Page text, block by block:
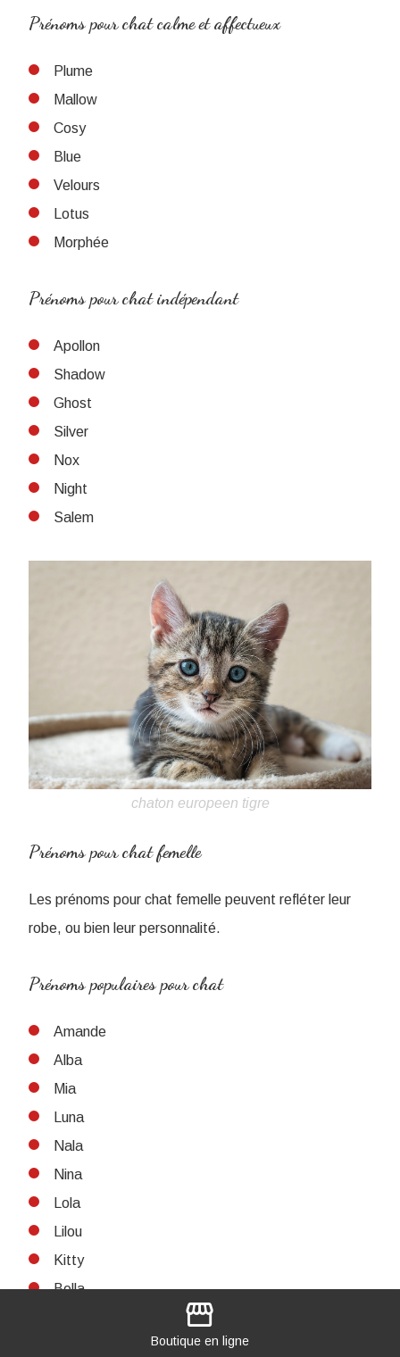
Prénoms pour chat calme et affectueux
Plume
Mallow
Cosy
Blue
Velours
Lotus
Morphée
Prénoms pour chat indépendant
Apollon
Shadow
Ghost
Silver
Nox
Night
Salem
chaton europeen tigre
Prénoms pour chat femelle
Les prénoms pour chat femelle peuvent refléter leur
robe, ou bien leur personnalité.
Prénoms populaires pour chat
Amande
Alba
Mia
Luna
Nala
Nina
Lola
Lilou
Kitty
Bella
storefront
Boutique en ligne